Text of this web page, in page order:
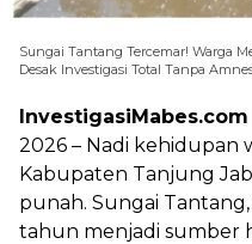
Sungai Tantang Tercemar! Warga
Desak Investigasi Total Tanpa
InvestigasiMabes.com
2026 – Nadi kehidupan
Kabupaten Tanjung
punah. Sungai
tahun menjadi sumber